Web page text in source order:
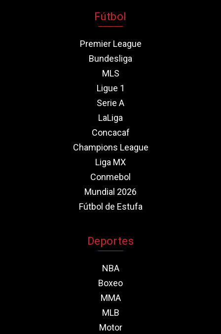
Fútbol
Premier League
Bundesliga
MLS
Ligue 1
Serie A
LaLiga
Concacaf
Champions League
Liga MX
Conmebol
Mundial 2026
Fútbol de Estufa
Deportes
NBA
Boxeo
MMA
MLB
Motor